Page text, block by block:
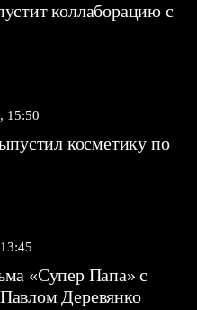
коллаборацию с
15:50
косметику по
«Супер Папа» с
Деревянко